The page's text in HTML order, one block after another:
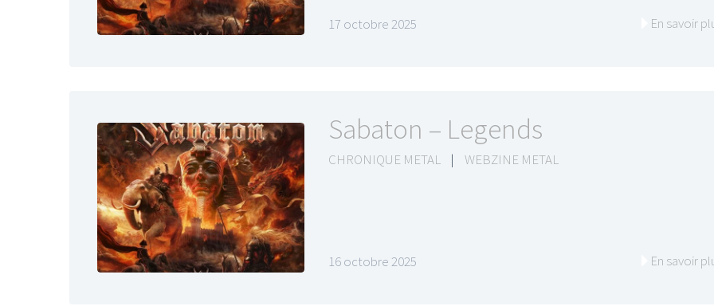
17 octobre 2025 En savoir
Sabaton – Legends
CHRONIQUE METAL | WEBZINE METAL
16 octobre 2025 En savoir
LE GROS RIFFIFI –
LE GROS RIFFIFI –